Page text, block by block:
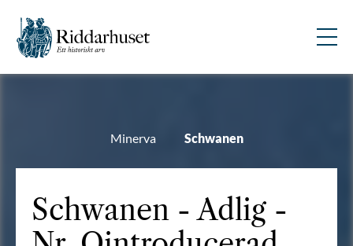
Minerva Schwanen
Schwanen - Adlig -